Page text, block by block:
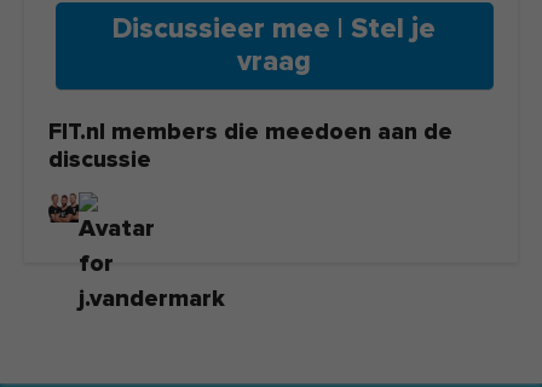
Discussieer mee | Stel je
vraag
FIT.nl members die meedoen aan de
discussie